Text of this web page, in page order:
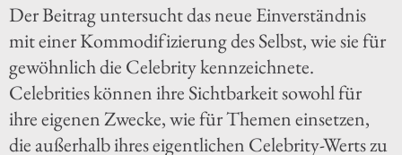
Der Beitrag untersucht das neue Einverständnis
mit einer Kommodifizierung des Selbst, wie sie für
gewöhnlich die Celebrity kennzeichnete.
Celebrities können ihre Sichtbarkeit sowohl für
ihre eigenen Zwecke, wie für Themen einsetzen,
die außerhalb ihres eigentlichen Celebrity-Werts zu